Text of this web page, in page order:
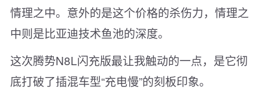
情理之中。意外的是这个价格的杀伤力，情理之
中则是比亚迪技术鱼池的深度。
这次腾势N8L闪充版最让我触动的一点，是它彻
底打破了插混车型“充电慢”的刻板印象。